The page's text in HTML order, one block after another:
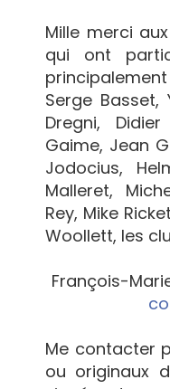
Mille merci
qui ont
Serge Basset,
Dregni,
Gaime, Jean
Jodocius,
Malleret,
Rey, Mike
Woollett, les
François-
Me contacter
ou originaux